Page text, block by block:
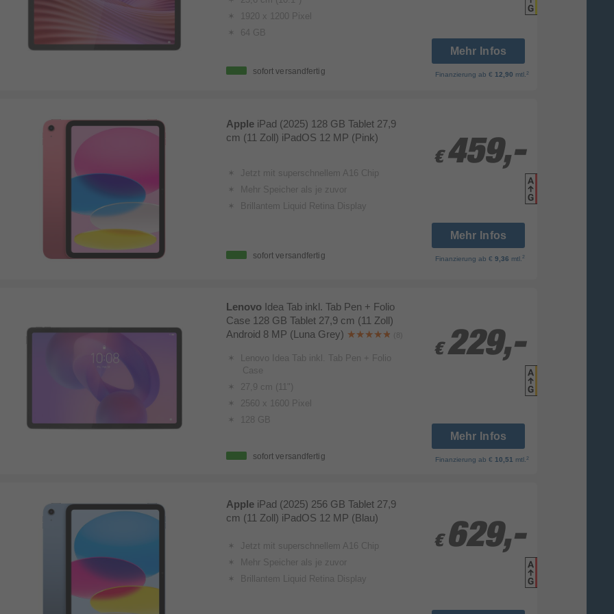
1920 x 1200 Pixel
64 GB
sofort versandfertig
Mehr Infos
Finanzierung ab € 12,90 mtl. 2
€ 459,-
€ 459,-
Apple iPad (2025) 128 GB Tablet 27,9
cm (11 Zoll) iPadOS 12 MP (Pink)
Jetzt mit super­schnellem A16 Chip
Mehr Speicher als je zuvor
Brillantem Liquid Retina Display
sofort versandfertig
Mehr Infos
Finanzierung ab € 9,36 mtl. 2
€ 229,-
€ 229,-
Lenovo Idea Tab inkl. Tab Pen + Folio
Case 128 GB Tablet 27,9 cm (11 Zoll)
Android 8 MP (Luna Grey)
(8)
Lenovo Idea Tab inkl. Tab Pen + Folio
Case
27,9 cm (11")
2560 x 1600 Pixel
128 GB
sofort versandfertig
Mehr Infos
Finanzierung ab € 10,51 mtl. 2
€ 629,-
€ 629,-
Apple iPad (2025) 256 GB Tablet 27,9
cm (11 Zoll) iPadOS 12 MP (Blau)
Jetzt mit super­schnellem A16 Chip
Mehr Speicher als je zuvor
Brillantem Liquid Retina Display